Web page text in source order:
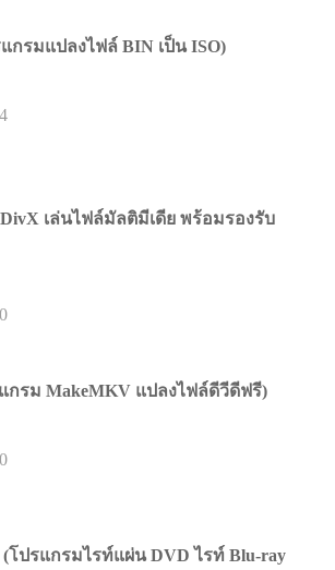
กรมแปลงไฟล์ BIN เป็น ISO)
เล่นไฟล์มัลติมีเดีย พร้อมรองรับ
กรม MakeMKV แปลงไฟล์ดีวีดีฟรี)
(โปรแกรมไรท์แผ่น DVD ไรท์ Blu-ray